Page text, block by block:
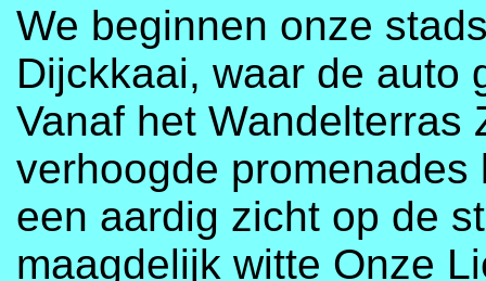
We beginnen onze
Dijckkaai, waar de auto
Vanaf het Wandelterras
verhoogde
een aardig zicht op de
maagdelijk witte Onze